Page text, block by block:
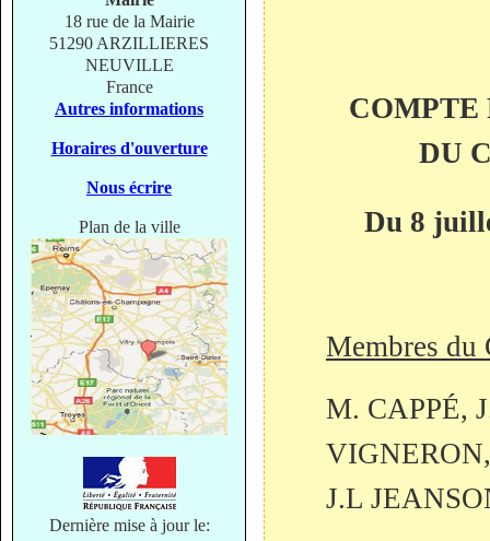
18 rue de la Mairie
51290 ARZILLIERES
NEUVILLE
France
Autres informations
Horaires d'ouverture
Nous écrire
Plan de la ville
Dernière mise à jour le:
DU
Du 8
Membres du
M. CAPPÉ,
J.L